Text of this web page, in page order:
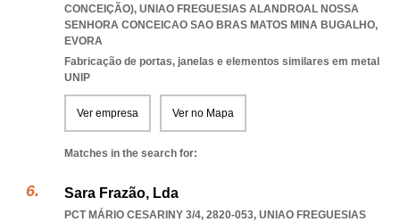
CONCEIÇÃO), UNIAO FREGUESIAS ALANDROAL NOSSA
SENHORA CONCEICAO SAO BRAS MATOS MINA BUGALHO,
EVORA
Fabricação de portas, janelas e elementos similares em metal
UNIP
Ver empresa Ver no Mapa
Matches in the search for:
Sara Frazão, Lda
PCT MÁRIO CESARINY 3/4, 2820-053, UNIAO FREGUESIAS